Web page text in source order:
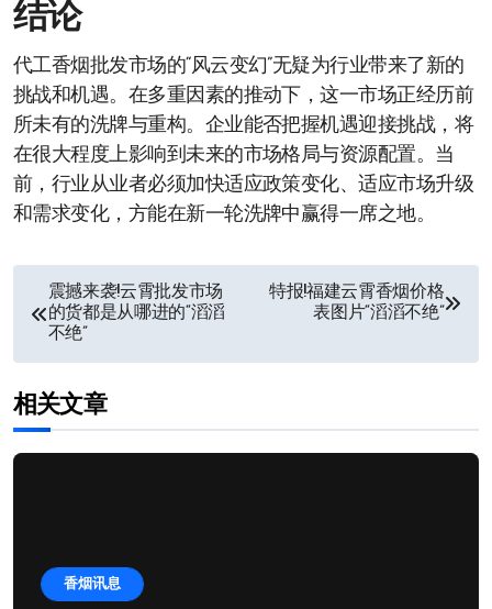
结论
代工香烟批发市场的“风云变幻”无疑为行业带来了新的
挑战和机遇。在多重因素的推动下，这一市场正经历前
所未有的洗牌与重构。企业能否把握机遇迎接挑战，将
在很大程度上影响到未来的市场格局与资源配置。当
前，行业从业者必须加快适应政策变化、适应市场升级
和需求变化，方能在新一轮洗牌中赢得一席之地。
导
航
震撼来袭!云霄批发市场
的货都是从哪进的“滔滔
不绝”
特报!福建云霄香烟价格
表图片“滔滔不绝”
相关文章
香烟讯息